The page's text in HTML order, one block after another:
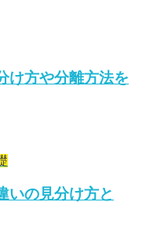
け方や分離方法を
いの見分け方と